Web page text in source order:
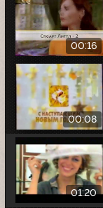
00:16
00:08
01:20